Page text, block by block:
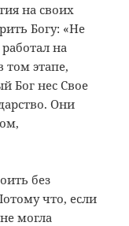
на своих
Богу: «Не
на
том этапе,
Бог нес Свое
Они
без
что, если
могла